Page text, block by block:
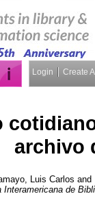
Login Create
archivo
Luis Carlos and
Interamericana de